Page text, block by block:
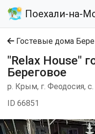
Поехали-на-
Гостевые дома
"Relax House"
Береговое
р. Крым, г. Феодосия,
ID 66851